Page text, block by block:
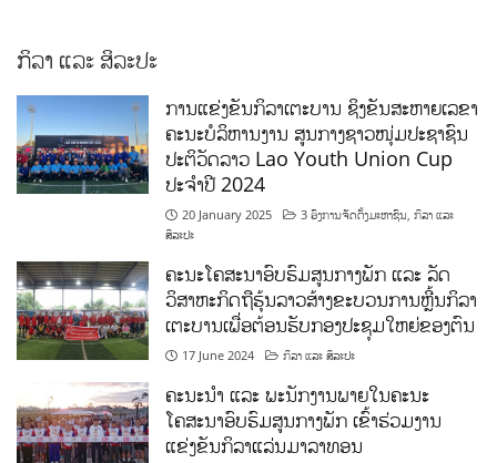
ກິລາ ແລະ ສິລະປະ
ການແຂ່ງຂັນກິລາເຕະບານ ຊິງຂັນສະຫາຍເລຂາ
ຄະນະບໍລິຫານງານ ສູນກາງຊາວໜຸ່ມປະຊາຊົນ
ປະຕິວັດລາວ Lao Youth Union Cup
ປະຈຳປີ 2024
20 January 2025 3 ອົງການຈັດຕັ້ງມະຫາຊົນ,ກິລາ ແລະ
ສິລະປະ
ຄະນະໂຄສະນາອົບຮົມສູນກາງພັກ ແລະ ລັດ
ວິສາຫະກິດຖືຮຸ້ນລາວສ້າງຂະບວນການຫຼີ້ນກິລາ
ເຕະບານເພື່ອຕ້ອນຮັບກອງປະຊຸມໃຫຍ່ຂອງຕົນ
17 June 2024 ກິລາ ແລະ ສິລະປະ
ຄະນະນຳ ແລະ ພະນັກງານພາຍໃນຄະນະ
ໂຄສະນາອົບຮົມສູນກາງພັກ ເຂົ້າຮ່ວມງານ
ແຂ່ງຂັນກິລາແລ່ນມາລາທອນ